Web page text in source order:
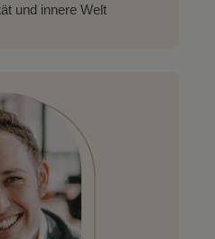
und innere Welt